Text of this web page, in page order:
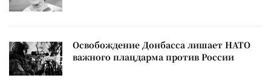
Освобождение Донбасса лишает НАТО
важного плацдарма против России